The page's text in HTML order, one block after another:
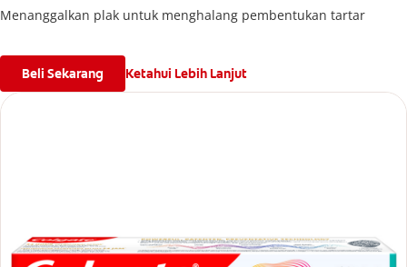
Menanggalkan plak untuk menghalang pembentukan tartar
Beli Sekarang Ketahui Lebih Lanjut